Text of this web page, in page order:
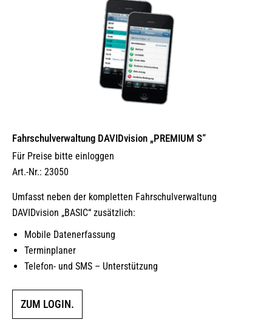
Fahrschulverwaltung DAVIDvision „PREMIUM S“
Für Preise bitte einloggen
Art.-Nr.: 23050
Umfasst neben der kompletten Fahrschulverwaltung
DAVIDvision „BASIC“ zusätzlich:
Mobile Datenerfassung
Terminplaner
Telefon- und SMS – Unterstützung
ZUM LOGIN.